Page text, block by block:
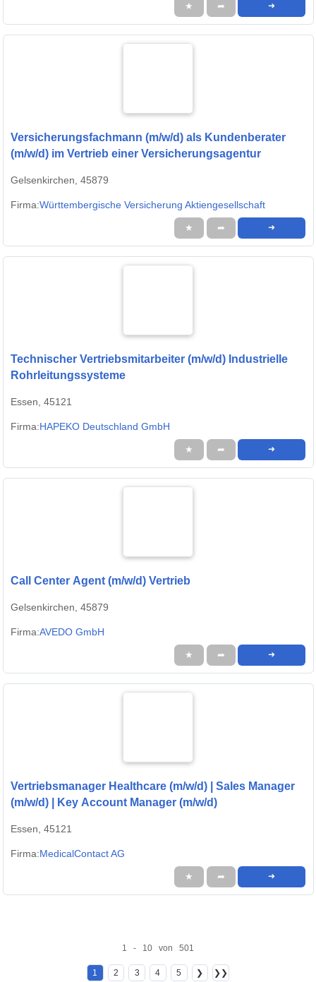
★ ➦ ➜
Versicherungsfachmann (m/w/d) als Kundenberater
(m/w/d) im Vertrieb einer Versicherungsagentur
Gelsenkirchen, 45879
Firma:Württembergische Versicherung Aktiengesellschaft
★ ➦ ➜
Technischer Vertriebsmitarbeiter (m/w/d) Industrielle
Rohrleitungssysteme
Essen, 45121
Firma:HAPEKO Deutschland GmbH
★ ➦ ➜
Call Center Agent (m/w/d) Vertrieb
Gelsenkirchen, 45879
Firma:AVEDO GmbH
★ ➦ ➜
Vertriebsmanager Healthcare (m/w/d) | Sales Manager
(m/w/d) | Key Account Manager (m/w/d)
Essen, 45121
Firma:MedicalContact AG
★ ➦ ➜
1 - 10 von 501
1 2 3 4 5 ❯ ❯❯